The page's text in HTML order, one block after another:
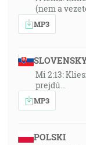
(nem a
MP3
Mi 2:13:
prejdú…
MP3
POLSKI